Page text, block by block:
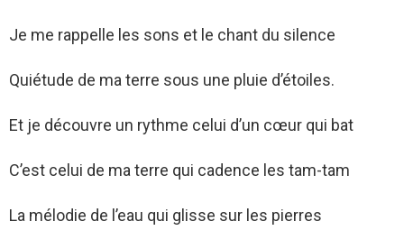
Je me rappelle les sons et le chant du silence
Quiétude de ma terre sous une pluie d’étoiles.
Et je découvre un rythme celui d’un cœur qui bat
C’est celui de ma terre qui cadence les tam-tam
La mélodie de l’eau qui glisse sur les pierres